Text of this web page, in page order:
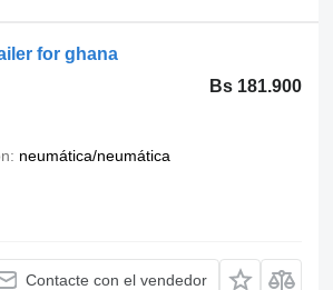
for ghana
Bs 181.900
neumática/neumática
Contacte con el vendedor